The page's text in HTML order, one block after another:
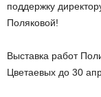
поддержку
Поляковой!
Выставка работ
Цветаевых до 30